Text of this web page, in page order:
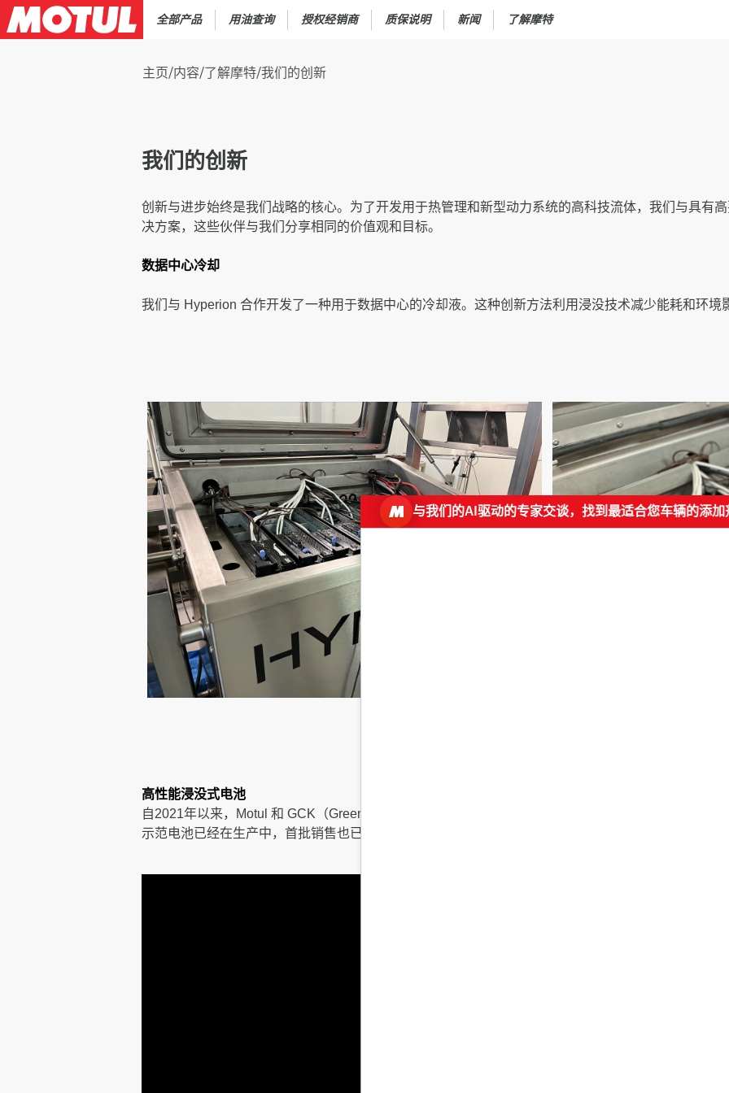
全部产品 用油查询 授权经销商 质保说明 新闻 了解摩特
主页/内容/了解摩特/我们的创新
我们的创新
创新与进步始终是我们战略的核心。为了开发用于热管理和新型动力系统的高科技流体，我们与具有
决方案，这些伙伴与我们分享相同的价值观和目标。
数据中心冷却
我们与 Hyperion 合作开发了一种用于数据中心的冷却液。这种创新方法利用浸没技术减少能耗和环境
高性能浸没式电池
自2021年以来，Motul 和 GCK（Green Corp Konnection）联手探索前沿技术，以改善电动汽车电池
示范电池已经在生产中，首批销售也已启动！
与我们的AI驱动的专家交谈，找到最适合您车辆的添加